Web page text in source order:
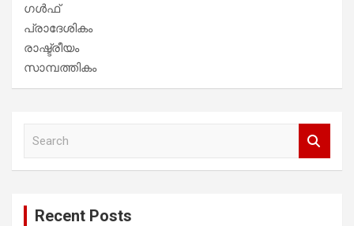
ഗൾഫ്
പ്രാദേശികം
രാഷ്ട്രീയം
സാമ്പത്തികം
Recent Posts